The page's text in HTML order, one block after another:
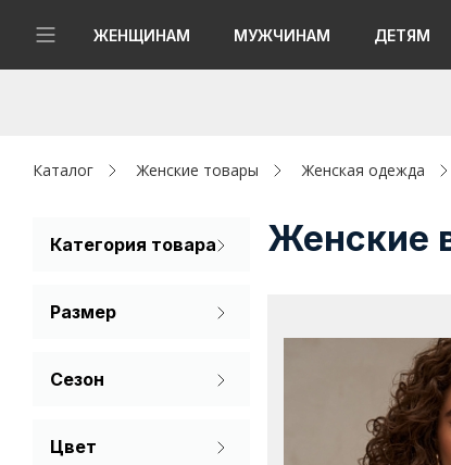
ЖЕНЩИНАМ МУЖЧИНАМ ДЕТЯМ
Женщинам
Капсула
Аутлет
Каталог Женские товары Женская одежда
Категория товара
Размер
Сезон
Зима
Цвет
Женские